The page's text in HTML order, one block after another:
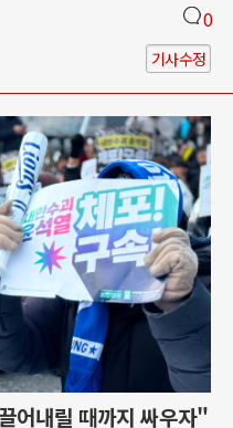
0
기사수정
어내릴 때까지 싸우자"